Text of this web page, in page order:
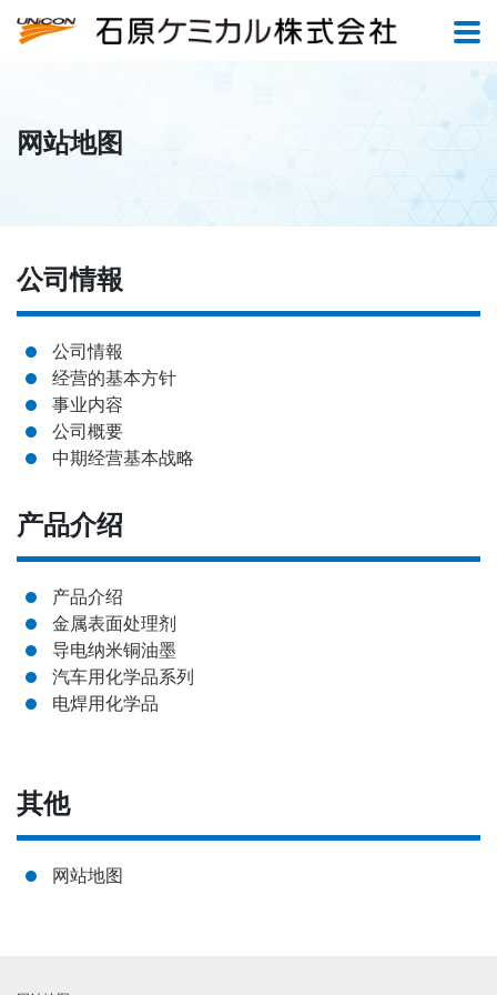
网站地图
公司情報
公司情報
经营的基本方针
事业内容
公司概要
中期经营基本战略
产品介绍
产品介绍
金属表面处理剂
导电纳米铜油墨
汽车用化学品系列
电焊用化学品
其他
网站地图